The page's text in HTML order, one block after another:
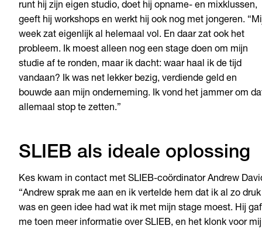
runt hij zijn eigen studio, doet hij opname- en mixklussen,
geeft hij workshops en werkt hij ook nog met jongeren.
week zat eigenlijk al helemaal vol. En daar zat ook het
probleem. Ik moest alleen nog een stage doen om mijn
studie af te ronden, maar ik dacht: waar haal ik de tijd
vandaan? Ik was net lekker bezig, verdiende geld en
bouwde aan mijn onderneming. Ik vond het jammer om
allemaal stop te zetten.”
SLIEB als ideale oplossing
Kes kwam in contact met SLIEB-coördinator Andrew
“Andrew sprak me aan en ik vertelde hem dat ik al zo druk
was en geen idee had wat ik met mijn stage moest. Hij gaf
me toen meer informatie over SLIEB, en het klonk voor mij